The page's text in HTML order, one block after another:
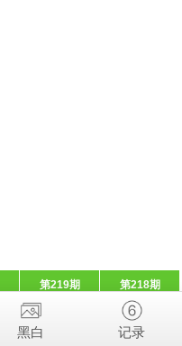
第219期 第218期
黑白 记录